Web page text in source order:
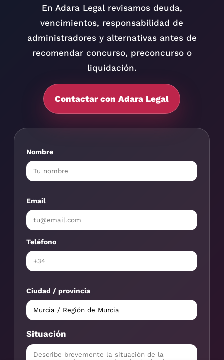
En Adara Legal revisamos deuda,
vencimientos, responsabilidad de
administradores y alternativas antes de
recomendar concurso, preconcurso o
liquidación.
Contactar con Adara Legal
Nombre
Email
Teléfono
Ciudad / provincia
Situación